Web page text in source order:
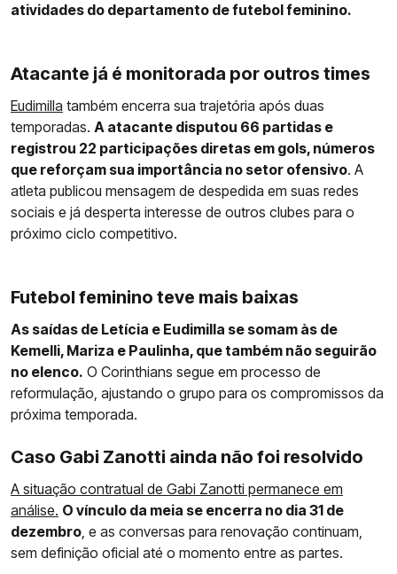
atividades do departamento de futebol feminino.
Atacante já é monitorada por outros times
Eudimilla também encerra sua trajetória após duas
temporadas. A atacante disputou 66 partidas e
registrou 22 participações diretas em gols, números
que reforçam sua importância no setor ofensivo. A
atleta publicou mensagem de despedida em suas redes
sociais e já desperta interesse de outros clubes para o
próximo ciclo competitivo.
Futebol feminino teve mais baixas
As saídas de Letícia e Eudimilla se somam às de
Kemelli, Mariza e Paulinha, que também não seguirão
no elenco. O Corinthians segue em processo de
reformulação, ajustando o grupo para os compromissos da
próxima temporada.
Caso Gabi Zanotti ainda não foi resolvido
A situação contratual de Gabi Zanotti permanece em
análise. O vínculo da meia se encerra no dia 31 de
dezembro, e as conversas para renovação continuam,
sem definição oficial até o momento entre as partes.